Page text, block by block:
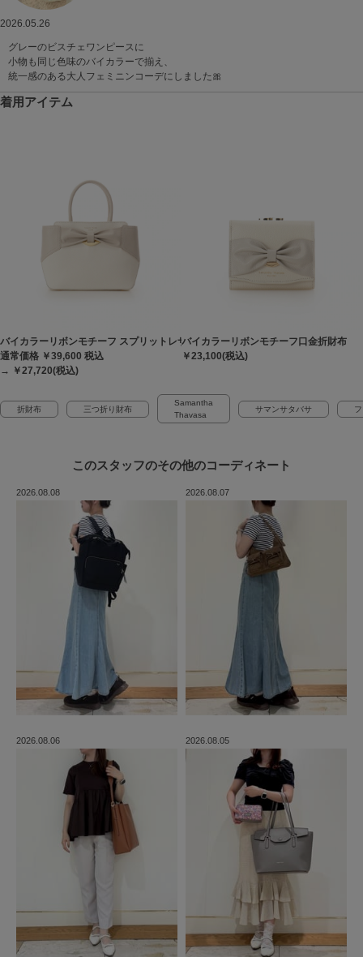
2026.05.26
グレーのビスチェワンピースに
小物も同じ色味のバイカラーで揃え、
統一感のある大人フェミニンコーデにしました🎀
着用アイテム
バイカラーリボンモチーフ スプリットレザーハンドバッグ
通常価格 ￥39,600 税込
→ ￥27,720(税込)
バイカラーリボンモチーフ口金折財布
￥23,100(税込)
折財布 三つ折り財布
Samantha
Thavasa
サマンサタバサ
このスタッフのその他のコーディネート
2026.08.08 2026.08.07
2026.08.06 2026.08.05